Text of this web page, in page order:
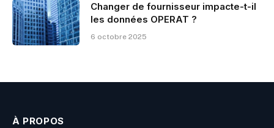
Changer de fournisseur impacte-t-il
les données OPERAT ?
6 octobre 2025
À PROPOS